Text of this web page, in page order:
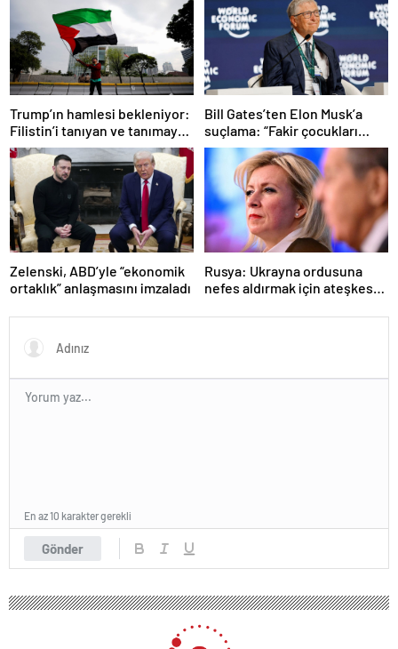
Trump’ın hamlesi bekleniyor:
Filistin’i tanıyan ve tanımayan
ülkeler hangileri?
Bill Gates’ten Elon Musk’a
suçlama: “Fakir çocukları
öldürdü”
Zelenski, ABD’yle “ekonomik
ortaklık” anlaşmasını imzaladı
Rusya: Ukrayna ordusuna
nefes aldırmak için ateşkes
Gönder
En az 10 karakter gerekli